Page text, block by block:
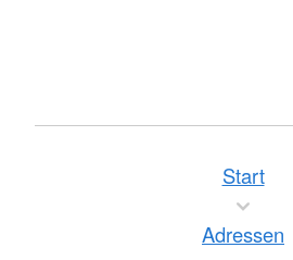
Start
Adressen